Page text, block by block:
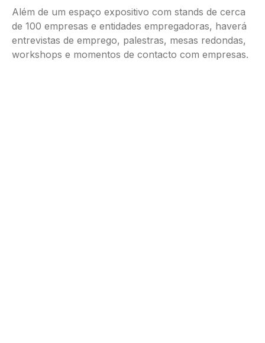
Além de um espaço expositivo com stands de cerca
de 100 empresas e entidades empregadoras, haverá
entrevistas de emprego, palestras, mesas redondas,
workshops e momentos de contacto com empresas.